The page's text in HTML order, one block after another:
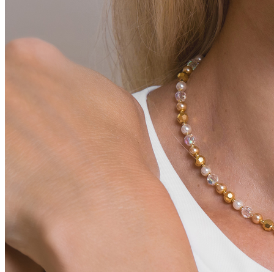
42.00
Náramok Amalia kvet života bielo zlatý je jemný, ľahučký
a elegantný šperk. Vyrobený z jemných voskovaných
perál a trblietavých kryštálikov, s príveskom v tvare kvetu
života, ktorý symbolizuje jednotu a život v harmónii.
Navlečený na elastickej gumičke, pohodlne sa
prispôsobí každému zápästiu.